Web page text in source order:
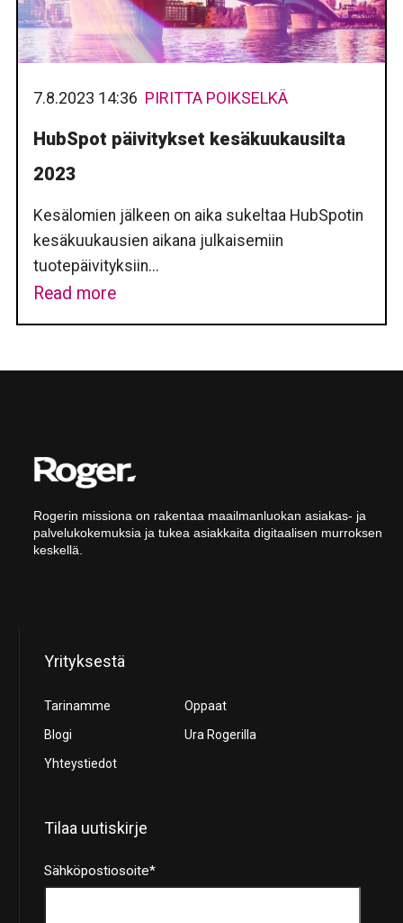
7.8.2023 14:36 PIRITTA POIKSELKÄ
HubSpot päivitykset kesäkuukausilta
2023
Kesälomien jälkeen on aika sukeltaa HubSpotin
kesäkuukausien aikana julkaisemiin
tuotepäivityksiin...
Read more
Rogerin missiona on rakentaa maailmanluokan asiakas- ja
palvelukokemuksia ja tukea asiakkaita digitaalisen murroksen
keskellä.
Yrityksestä
Tarinamme
Oppaat
Blogi
Ura Rogerilla
Yhteystiedot
Tilaa uutiskirje
Sähköpostiosoite*